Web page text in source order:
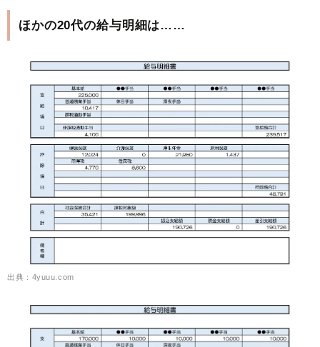
ほかの20代の給与明細は……
出典：4yuuu.com